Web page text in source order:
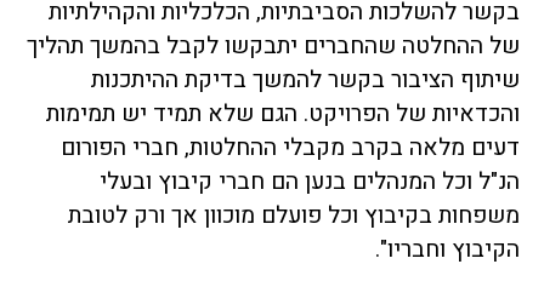
בקשר להשלכות הסביבתיות, הכלכליות והקהילתיות
של ההחלטה שהחברים יתבקשו לקבל בהמשך תהליך
שיתוף הציבור בקשר להמשך בדיקת ההיתכנות
והכדאיות של הפרויקט. הגם שלא תמיד יש תמימות
דעים מלאה בקרב מקבלי ההחלטות, חברי הפורום
הנ"ל וכל המנהלים בנען הם חברי קיבוץ ובעלי
משפחות בקיבוץ וכל פועלם מוכוון אך ורק לטובת
הקיבוץ וחבריו".